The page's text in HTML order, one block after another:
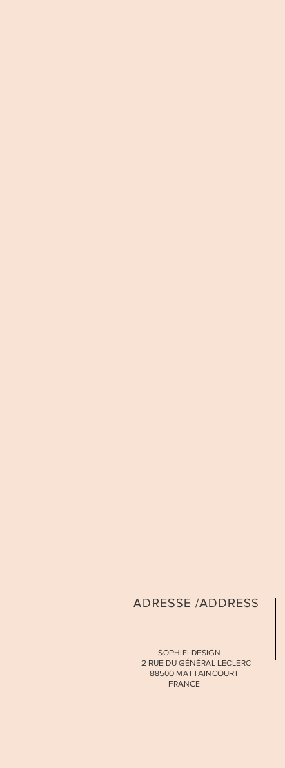
ADRESSE /ADDRESS
SOPHIELDESIGN
2 RUE DU GÉNÉRAL LECLERC
88500 MATTAINCOURT
FRANCE